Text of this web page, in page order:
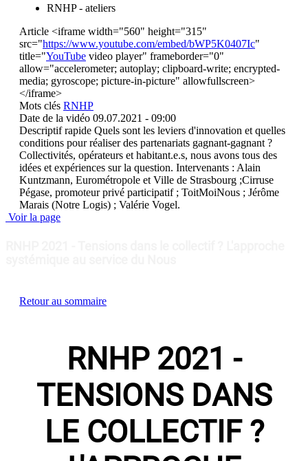
RNHP - ateliers
Article <iframe width="560" height="315"
src="https://www.youtube.com/embed/bWP5K0407Ic"
title="YouTube video player" frameborder="0"
allow="accelerometer; autoplay; clipboard-write; encrypted-
media; gyroscope; picture-in-picture" allowfullscreen>
</iframe>
Mots clés RNHP
Date de la vidéo 09.07.2021 - 09:00
Descriptif rapide Quels sont les leviers d'innovation et quelles
conditions pour réaliser des partenariats gagnant-gagnant ?
Collectivités, opérateurs et habitant.e.s, nous avons tous des
idées et expériences sur la question. Intervenants : Alain
Kuntzmann, Eurométropole et Ville de Strasbourg ;Cirruse
Pégase, promoteur privé participatif ; ToitMoiNous ; Jérôme
Marais (Notre Logis) ; Valérie Vogel.
Voir la page
Retour au sommaire
RNHP 2021 -
TENSIONS DANS
LE COLLECTIF ?